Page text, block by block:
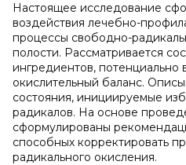
Настоящее исследование
воздействия лечебно-
процессы свободно-
полости. Рассматривается
ингредиентов, потенциально
окислительный баланс.
состояния, инициируемые
радикалов. На основе
сформулированы
способных корректировать
радикального окисления.